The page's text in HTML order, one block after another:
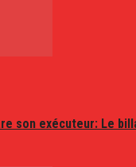
son exécuteur: Le